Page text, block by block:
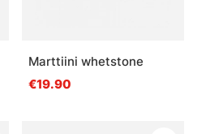
Marttiini whetstone
€19.90